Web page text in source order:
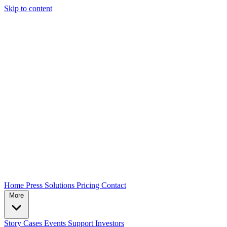
Skip to content
Home Press Solutions Pricing Contact
Story Cases Events Support Investors